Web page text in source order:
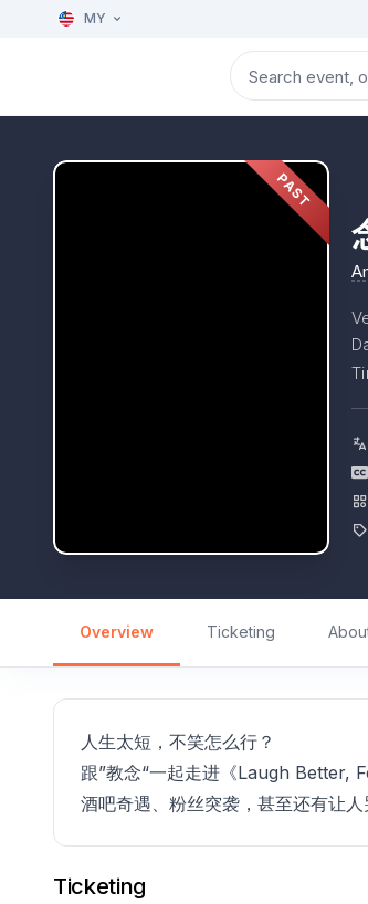
MY
PAST
Overview Ticketing
人生太短，不笑怎么行？
跟”教念“一起走进《Laugh Better,
酒吧奇遇、粉丝突袭，甚至还有让
Ticketing